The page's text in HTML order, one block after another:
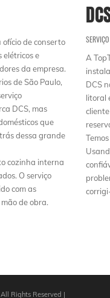
ofício de conserto
elétricos e
da empresa.
de São Paulo,
DCS, mas
que
dessa grande
cozinha interna
O serviço
com as
de obra.
A
DCS
litoral
Rights Reserved |